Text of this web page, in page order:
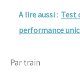
A lire aussi : Test
performance
Par train